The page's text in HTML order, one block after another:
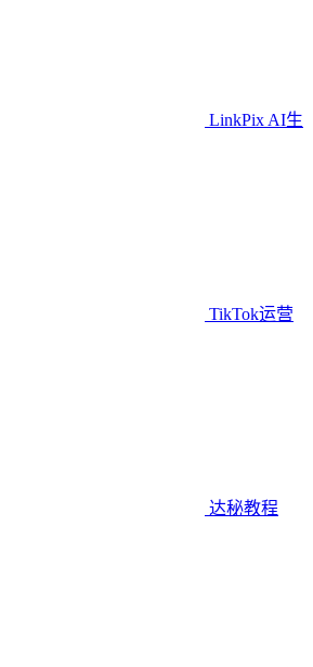
LinkPix AI生
TikTok运营
达秘教程